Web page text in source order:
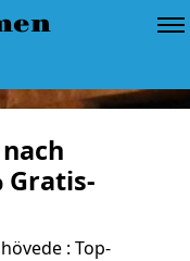
Gratis-
: Top-